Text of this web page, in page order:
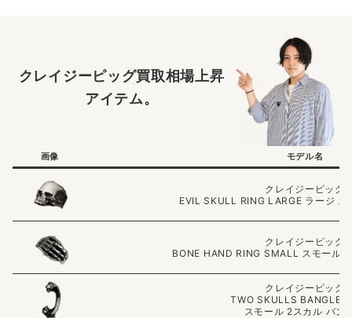
クレイジーピッグ買取相場上昇
アイテム。
画像 モデル名
クレイジーピッグ
EVIL SKULL RING LARGE ラージ エ
クレイジーピッグ
BONE HAND RING SMALL スモール
クレイジーピッグ
TWO SKULLS BANGLE
スモール 2スカル バン